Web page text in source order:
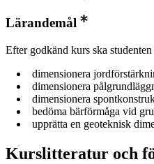
Lärandemål
Efter godkänd kurs ska
dimensionera
dimensionera
dimensionera
bedöma bärförmåga vid
upprätta en geoteknisk
Kurslitteratur och